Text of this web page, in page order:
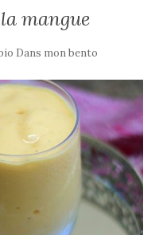
mangue
Dans mon bento